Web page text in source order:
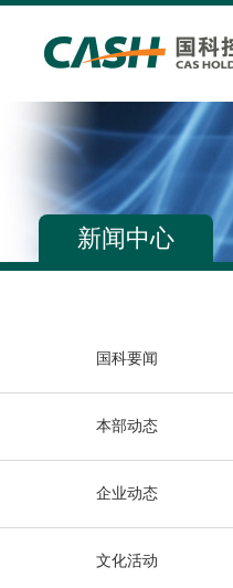
新闻中心
国科要闻
本部动态
企业动态
文化活动